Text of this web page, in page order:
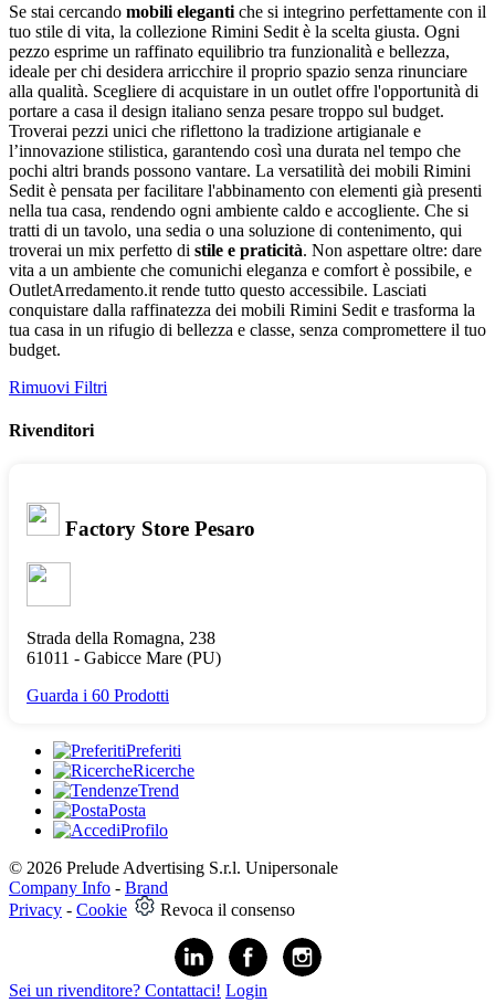
Se stai cercando mobili eleganti che si integrino perfettamente con il
tuo stile di vita, la collezione Rimini Sedit è la scelta giusta. Ogni
pezzo esprime un raffinato equilibrio tra funzionalità e bellezza,
ideale per chi desidera arricchire il proprio spazio senza rinunciare
alla qualità. Scegliere di acquistare in un outlet offre l'opportunità di
portare a casa il design italiano senza pesare troppo sul budget.
Troverai pezzi unici che riflettono la tradizione artigianale e
l’innovazione stilistica, garantendo così una durata nel tempo che
pochi altri brands possono vantare. La versatilità dei mobili Rimini
Sedit è pensata per facilitare l'abbinamento con elementi già presenti
nella tua casa, rendendo ogni ambiente caldo e accogliente. Che si
tratti di un tavolo, una sedia o una soluzione di contenimento, qui
troverai un mix perfetto di stile e praticità. Non aspettare oltre: dare
vita a un ambiente che comunichi eleganza e comfort è possibile, e
OutletArredamento.it rende tutto questo accessibile. Lasciati
conquistare dalla raffinatezza dei mobili Rimini Sedit e trasforma la
tua casa in un rifugio di bellezza e classe, senza compromettere il tuo
budget.
Rimuovi Filtri
Rivenditori
Factory Store Pesaro
Strada della Romagna, 238
61011 - Gabicce Mare (PU)
Guarda i 60 Prodotti
Preferiti
Ricerche
Trend
Posta
Profilo
© 2026 Prelude Advertising S.r.l. Unipersonale
Company Info - Brand
Privacy - Cookie Revoca il consenso
Sei un rivenditore? Contattaci! Login